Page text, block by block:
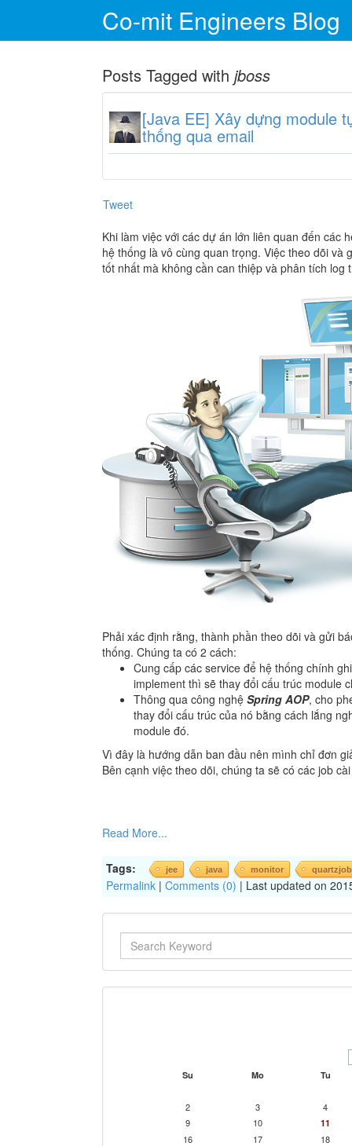
Co-mit Engineers Blog
Posts Tagged with jboss
[Java EE] Xây dựng module
thống qua email
Tweet
Khi làm việc với các dự án lớn liên quan đến các
hệ thống là vô cùng quan trọng. Việc theo dõi
tốt nhất mà không cần can thiệp và phân tích log
Phải xác định rằng, thành phần theo dõi và gửi
thống. Chúng ta có 2 cách:
Cung cấp các service để hệ thống chính
implement thì sẽ thay đổi cấu trúc module
Thông qua công nghệ Spring AOP, cho
thay đổi cấu trúc của nó bằng cách lắng
module đó.
Vì đây là hướng dẫn ban đầu nên mình chỉ đơn
Bên cạnh việc theo dõi, chúng ta sẽ có các job
Read More...
Tags: jee java monitor quartzjob
Permalink | Comments (0) | Last updated on
Su Mo Tu
2 3
4
9
10 11
16 17
18